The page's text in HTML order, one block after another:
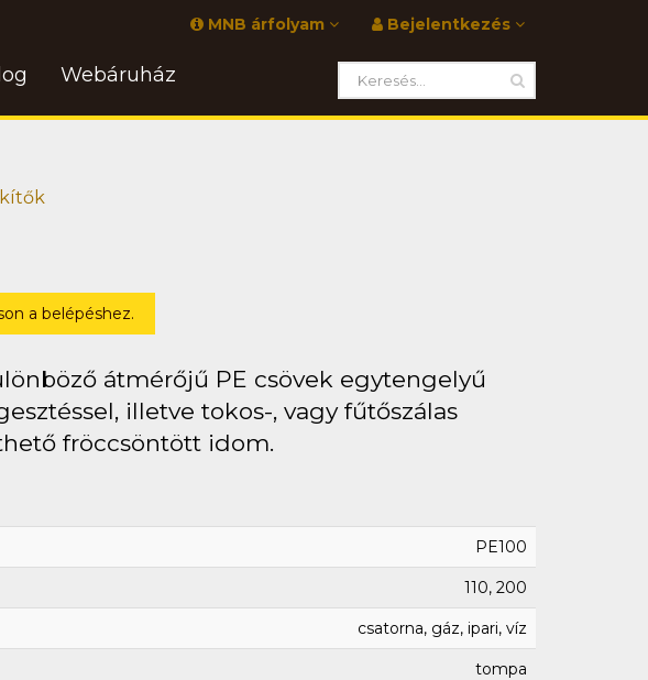
Bejelentkezés
MNB árfolyam
Webáruház
a belépéshez.
átmérőjű PE csövek egytengelyű
illetve tokos-, vagy fűtőszálas
fröccsöntött idom.
PE100
110, 200
csatorna, gáz, ipari, víz
tompa